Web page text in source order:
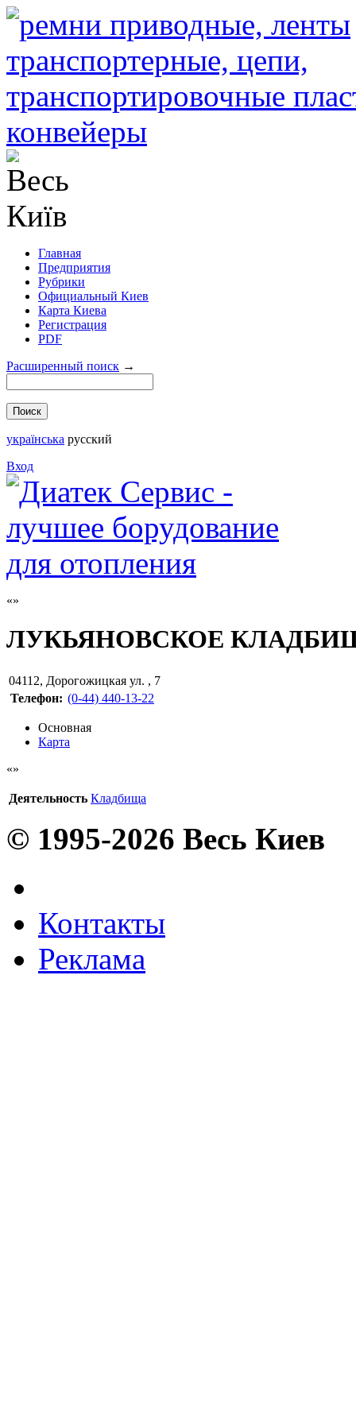
Главная
Предприятия
Рубрики
Официальный Киев
Карта Киева
Регистрация
PDF
Расширенный поиск →
українська русский
Вход
ЛУКЬЯНОВСКОЕ
04112, Дорогожицкая ул. , 7
Телефон: (0-44) 440-13-22
Основная
Карта
Деятельность Кладбища
© 1995-2026 Весь Киев
Контакты
Реклама